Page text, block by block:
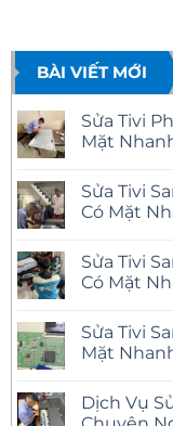
BÀI VIẾT MỚI
Sửa Tivi
Mặt
bình
luận
ở
Phường
Bình
Trị
Tín
–
Có
Tại
Nhà
Sửa Tivi
Có Mặt
bình
luận
ở
Samsung
Tại
Nhà
Uy
Tín
Sửa Tivi
Có Mặt
bình
luận
ở
Samsung
Tại
Sửa Tivi
Mặt
bình
luận
Dịch Vụ